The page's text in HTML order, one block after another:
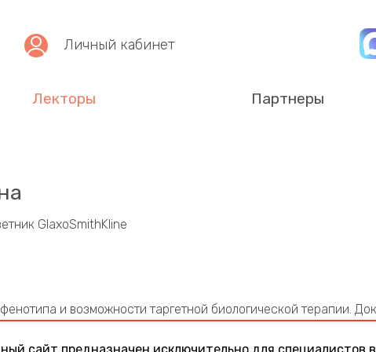
Личный кабинет
Лекторы Партнеры
GlaxoSmithKline
и возможности таргетной биологической терапии.